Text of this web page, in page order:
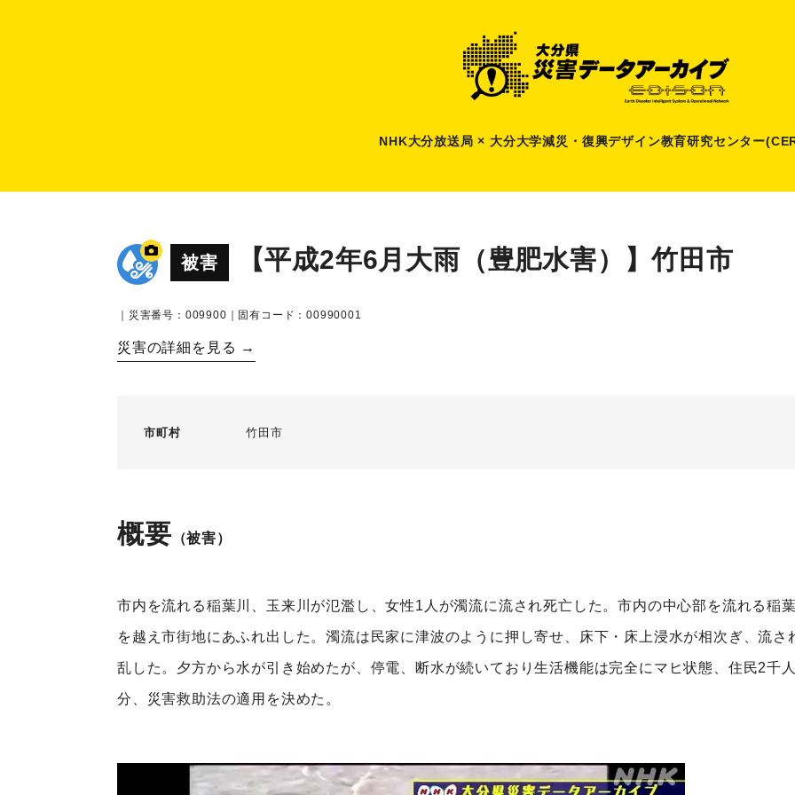
NHK大分放送局 × 大分大学減災 ・ 復興デザイン教育研究センター
被害 【平成2年6月大雨（豊肥水害）】竹田市
｜災害番号：009900｜固有コード：00990001
災害の詳細を見る →
市町村 竹田市
概要 （被害）
市内を流れる稲葉川、玉来川が氾濫し、女性1人が濁流に流され死亡した。市内の中心部を流れる稲
を越え市街地にあふれ出した。濁流は民家に津波のように押し寄せ、床下・床上浸水が相次ぎ、流
乱した。夕方から水が引き始めたが、停電、断水が続いており生活機能は完全にマヒ状態、住民2千
分、災害救助法の適用を決めた。